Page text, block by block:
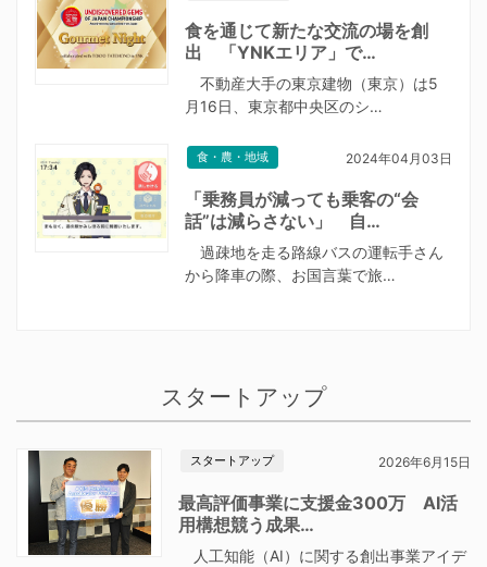
食を通じて新たな交流の場を創
出 「YNKエリア」で…
不動産大手の東京建物（東京）は5
月16日、東京都中央区のシ…
食・農・地域 2024年04月03日
「乗務員が減っても乗客の“会
話”は減らさない」 自…
過疎地を走る路線バスの運転手さん
から降車の際、お国言葉で旅…
スタートアップ
スタートアップ 2026年6月15日
最高評価事業に支援金300万 AI活
用構想競う成果…
人工知能（AI）に関する創出事業アイデ